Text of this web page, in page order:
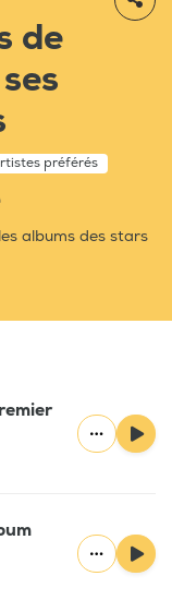
de
préférés
albums des stars